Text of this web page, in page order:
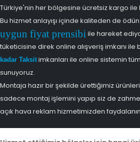
Türkiye'nin her bölgesine ücretsiz kargo ile
Bu hizmet anlayışı içinde kaliteden de
uygun fiyat prensibi ile hareket
tüketicisine direk online alışveriş imkanı ile
kadar Taksitimkanları ile online sistemin
sunuyoruz.
Montaja hazır bir şekilde ürettiğimiz ürünleri
sadece montaj işlemini yapıp siz de
açık hava reklam hizmetimizden